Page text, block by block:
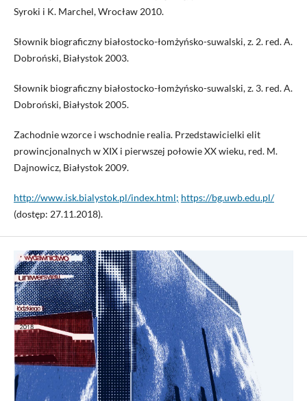
Syroki i K. Marchel, Wrocław 2010.
Słownik biograficzny białostocko-łomżyńsko-suwalski, z. 2. red. A.
Dobroński, Białystok 2003.
Słownik biograficzny białostocko-łomżyńsko-suwalski, z. 3. red. A.
Dobroński, Białystok 2005.
Zachodnie wzorce i wschodnie realia. Przedstawicielki elit
prowincjonalnych w XIX i pierwszej połowie XX wieku, red. M.
Dajnowicz, Białystok 2009.
http://www.isk.bialystok.pl/index.html; https://bg.uwb.edu.pl/
(dostęp: 27.11.2018).